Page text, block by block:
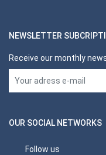
NEWSLETTER
Receive our monthly
OUR SOCIAL NETWORKS
Follow us